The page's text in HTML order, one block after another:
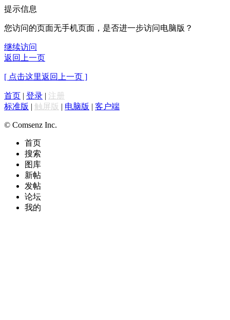
提示信息
您访问的页面无手机页面，是否进一步访问电脑版？
继续访问
返回上一页
[ 点击这里返回上一页 ]
首页 | 登录 | 注册
标准版 | 触屏版 | 电脑版 | 客户端
© Comsenz Inc.
首页
搜索
图库
新帖
发帖
论坛
我的